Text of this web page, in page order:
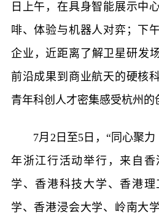
日上午，在具身智能展示中
啡、体验与机器人对弈；下
企业，近距离了解卫星研
前沿成果到商业航天的硬核
青年科创人才密集感受杭州的
7月2日至5日，“同心聚力
年浙江行活动举行，来自
学、香港科技大学、香港
学、香港浸会大学、岭南大